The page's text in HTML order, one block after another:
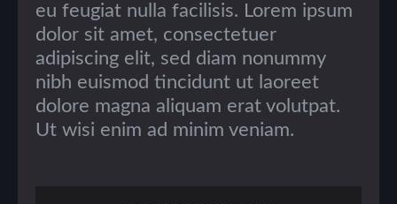
eu feugiat nulla facilisis. Lorem ipsum
dolor sit amet, consectetuer
adipiscing elit, sed diam nonummy
nibh euismod tincidunt ut laoreet
dolore magna aliquam erat volutpat.
Ut wisi enim ad minim veniam.